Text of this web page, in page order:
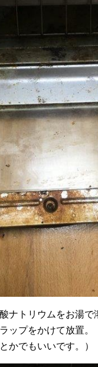
ナトリウムをお湯で
ップをかけて放置。
かでもいいです。）